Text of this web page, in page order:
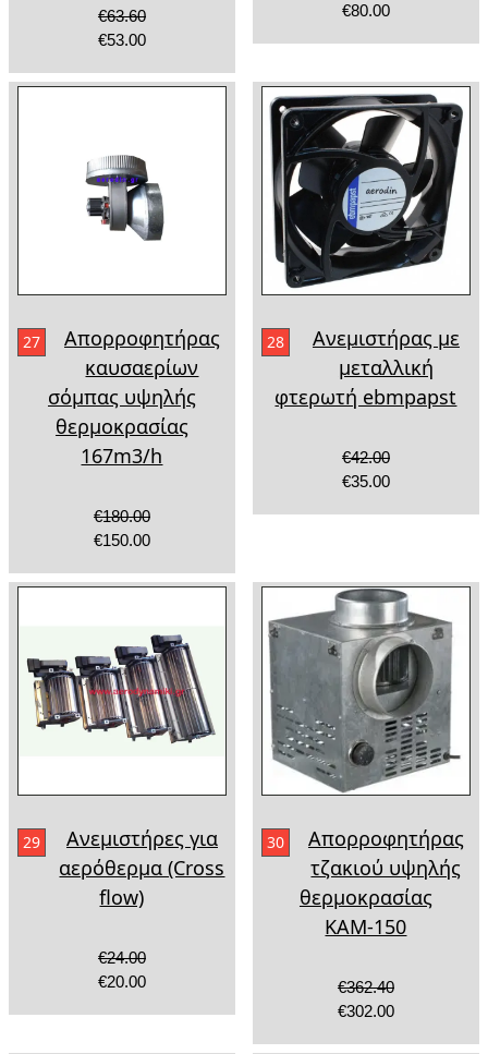
€63.60
€53.00
€80.00
27
Απορροφητήρας
καυσαερίων
σόμπας υψηλής
θερμοκρασίας
167m3/h
€180.00
€150.00
28
Ανεμιστήρας με
μεταλλική
φτερωτή ebmpapst
€42.00
€35.00
29
Ανεμιστήρες για
αερόθερμα (Cross
flow)
€24.00
€20.00
30
Απορροφητήρας
τζακιού υψηλής
θερμοκρασίας
ΚΑΜ-150
€362.40
€302.00